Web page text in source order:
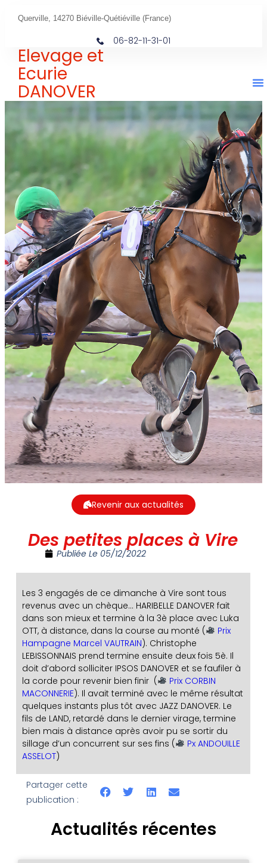
Querville, 14270 Biéville-Quétiéville (France)
06-82-11-31-01
Elevage et
Ecurie
DANOVER
Revenir aux actualités
Des petites places à Vire
Publiée Le 05/12/2022
Les 3 engagés de ce dimanche à Vire sont tous
revenus avec un chèque… HARIBELLE DANOVER fait
dans son mieux et termine à la 3è place avec Luka
OTT, à distance, dans la course au monté (
Prix
Hampagne Marcel VAUTRAIN). Christophe
LEBISSONNAIS prend termine ensuite deux fois 5è. Il
doit d’abord solliciter IPSOS DANOVER et se faufiler à
la corde pour revenir bien finir (
Prix CORBIN
MACONNERIE). Il avait terminé avec le même résultat
quelques instants plus tôt avec JAZZ DANOVER. Le
fils de LAND, retardé dans le dernier virage, termine
bien mais à distance après avoir pu se sortir du
sillage d’un concurrent sur ses fins (
Px ANDOUILLE
ASSELOT)
Partager cette
publication :
Actualités récentes